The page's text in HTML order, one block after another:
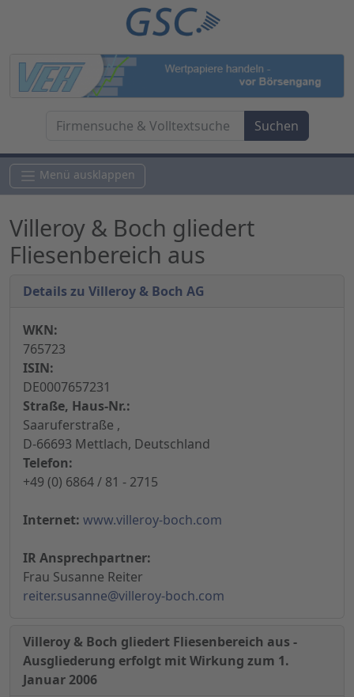
Menü ausklappen
Villeroy & Boch gliedert
Fliesenbereich aus
Details zu Villeroy & Boch AG
WKN:
765723
ISIN:
DE0007657231
Straße, Haus-Nr.:
Saaruferstraße ,
D-66693 Mettlach, Deutschland
Telefon:
+49 (0) 6864 / 81 - 2715
Internet: www.villeroy-boch.com
IR Ansprechpartner:
Frau Susanne Reiter
reiter.susanne@villeroy-boch.com
Villeroy & Boch gliedert Fliesenbereich aus -
Ausgliederung erfolgt mit Wirkung zum 1.
Januar 2006